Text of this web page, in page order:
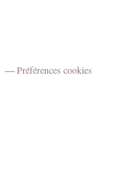
Préférences cookies